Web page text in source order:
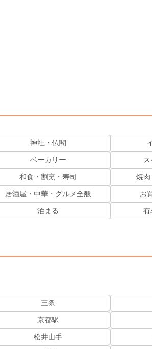
神社・仏閣
ベーカリー
和食・割烹・寿司 焼肉
居酒屋・中華・グルメ全般 お
泊まる 有
三条
京都駅
松井山手